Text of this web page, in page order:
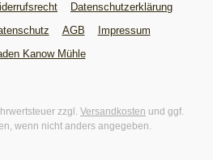
Datenschutzerklärung
AGB
Impressum
Kanow Mühle
zzgl. Versandkosten und ggf.
wenn nicht anders angegeben.